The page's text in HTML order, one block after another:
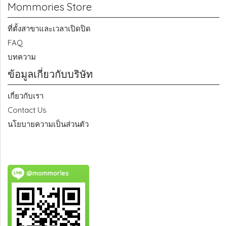
Mommories Store
ที่ตั้งสาขาและเวลาเปิดปิด
FAQ
บทความ
ข้อมูลเกี่ยวกับบริษัท
เกี่ยวกับเรา
Contact Us
นโยบายความเป็นส่วนตัว
@mommories